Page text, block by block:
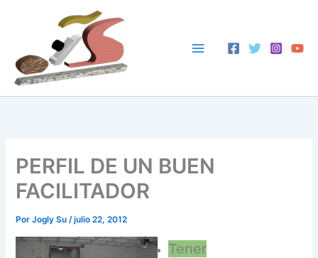
PERFIL DE UN BUEN
FACILITADOR
PorJogly Su/julio 22, 2012
Tener